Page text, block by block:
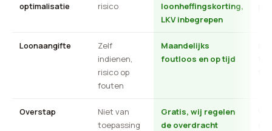
optimalisatie risico
loonheffingskorting,
LKV inbegrepen
Loonaangifte
Zelf
indienen,
risico op
fouten
Maandelijks
foutloos en op tijd
Overstap
Niet van
toepassing
Gratis, wij regelen
de overdracht